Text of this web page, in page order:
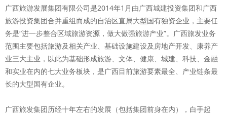
广西旅游发展集团有限公司是2014年1月由广西城建投资集团和广西
旅游投资集团合并重组而成的自治区直属大型国有独资企业，主要任
务是“进一步整合区域旅游资源，做大做强旅游产业”。广西旅发业务
范围主要包括旅游及相关产业、基础设施建设及房地产开发、康养产
业三大主业，以此为基础形成旅游、文体、健康、城建、科技、金融
和实业在内的七大业务板块，是广西目前旅游要素最全、产业链条最
长的大型国有企业。
广西旅发集团历经十年左右的发展（包括集团前身在内），白手起